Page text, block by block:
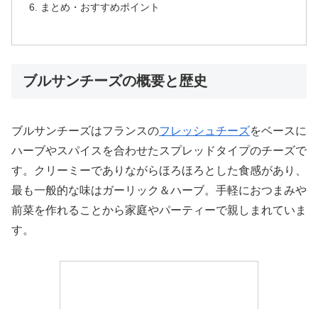
まとめ・おすすめポイント
ブルサンチーズの概要と歴史
ブルサンチーズはフランスのフレッシュチーズをベースに
ハーブやスパイスを合わせたスプレッドタイプのチーズで
す。クリーミーでありながらほろほろとした食感があり、
最も一般的な味はガーリック＆ハーブ。手軽におつまみや
前菜を作れることから家庭やパーティーで親しまれていま
す。